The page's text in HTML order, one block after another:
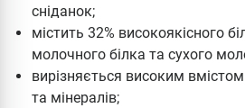
сніданок;
містить 32% високоякісного
молочного білка та сухого
вирізняється високим вмістом
та мінералів;